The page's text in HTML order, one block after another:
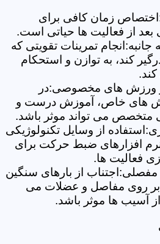
زمان کافی برای
بعد از فعالیت ها حیاتی است.
تمرینات تقویتی که
کند، به توازن و استحکام
ورزش های مخصوصی:در
های خاص، آموزش درست و
متخصص می تواند موثر باشد.
از وسایل تکنولوژیکی
افزارهای ضبط حرکت برای
فعالیت ها.
مفصلی:اجتناب از بارهای سنگین
بر روی مفاصل و عضلات می
آسیب ها موثر باشد.